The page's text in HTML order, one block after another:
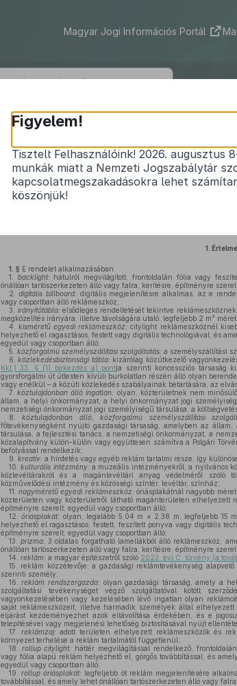
Magyar Jogi Információs Portál
476/2024.
a reklám és a
1.
1. § E rendelet alkalmazásában
1.
backlight: hátulról megvilágított, frontoldalán fólia vagy
önállóan tartószerkezeten álló vagy falra, kerítésre, építményre
2.
digitálisbillboard: digitális megjelenítésre alkalmas, az e
vagy csoportban álló reklámeszköz;
3.
irányítótábla: elsődleges rendeltetését tekintve
megközelítés irányára, illetve távolságára utaló, legfeljebb 2 m²
4.
kisméretű egyedi reklámeszköz: citylight reklámeszköznél
helyezhető el ragasztásos, festett vagy digitális technológiával, és
egyedül vagy csoportban álló;
5. közforgalmú személyszállítási szolgáltatás: a személyszállítási
6.
közlekedésbiztonsági tábla: kizárólag közútkezelő
Kkt.) 33. § (1) bekezdés a) pontja szerinti koncessziós társaság
gyorsforgalmi út úttesten kívüli burkolatlan részén álló olyan
vagy enélkül – a közúti közlekedés szabályainak betartására, az
7. köztulajdonban álló ingatlan: olyan, közterületnek nem
állam, a helyi önkormányzat, a helyi önkormányzat jogi
nemzetiségi önkormányzat jogi személyiségű társulása, a
8.
köztulajdonban álló, közforgalmú személyszállítási
főtevékenységként nyújtó gazdasági társaság, amelyben az
társulása, a fejlesztési tanács, a nemzetiségi önkormányzat, a
közalapítvány külön-külön vagy együttesen számítva a Polgári
befolyással rendelkezik;
9. kreatív: a hirdetés vagy egyéb reklám tartalmi része, így
10.
kulturális intézmény: a muzeális intézményekről, a nyilvános
közlevéltárakról és a magánlevéltári anyag védelméről szóló
közművelődési intézmény és közösségi színtér, levéltár, színház;
11. nagyméretű egyedi reklámeszköz: óriásplakátnál nagyobb
közterületen vagy közterületről látható magánterületen elhelyezett
építményre szerelt, egyedül vagy csoportban álló;
12.
óriásplakát: olyan, legalább 5,04 m × 2,38 m, legfeljebb 15 m
helyezhető el ragasztásos, festett, feszített ponyva vagy digitális
építményre szerelt, egyedül vagy csoportban álló;
13.
prizma: 3 oldalas forgatható lamellákból álló reklámeszköz,
önállóan tartószerkezeten álló vagy falra, kerítésre, építményre
14. reklám: a magyar építészetről szóló 2023. évi C. törvény (a
15.
reklám közzétevője: a gazdasági reklámtevékenység
szerinti személy;
16.
reklám rendszergazda: olyan gazdasági társaság, amely a
szolgáltatási tevékenységet végző szolgáltatóval kötött
vagyonkezelésében vagy kezelésében lévő ingatlan olyan
saját reklámeszközeit, illetve harmadik személyek által
eljárást kezdeményezhet azok eltávolítása érdekében, és e
telepítésével vagy megjelenési lehetőség biztosításával nyújt
17.
reklámzaj: adott területen elhelyezett reklámeszközök és
környezet terhelése a reklám tartalmától függetlenül;
18.
rollup citylight: háttér megvilágítással rendelkező,
vagy fólia alapú reklám helyezhető el, görgős továbbítással, és
egyedül vagy csoportban álló;
19.
rollup óriásplakát: legfeljebb öt reklám megjelenítésére
továbbítással, és amely lehet önállóan tartószerkezeten álló vagy
Figyelem!
Tisztelt Felhasználóink! 2026. augusztus
munkák miatt a Nemzeti Jogszabálytár
kapcsolatmegszakadásokra lehet
köszönjük!